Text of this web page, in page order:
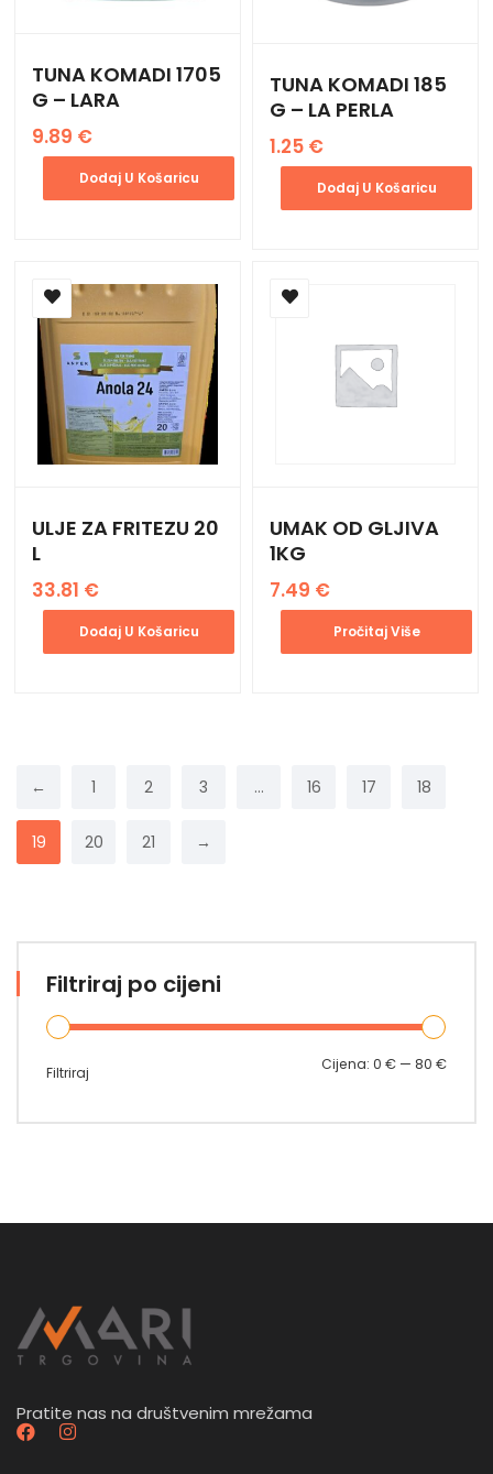
Filtriraj po cijeni
Min
Maks
Filtriraj Cijena: 0 € — 80 €
TUNA KOMADI 1705
G – LARA
9.89 €
Dodaj U Košaricu
TUNA KOMADI 185
G – LA PERLA
1.25 €
Dodaj U Košaricu
ULJE ZA FRITEZU 20
L
33.81 €
Dodaj U Košaricu
UMAK OD GLJIVA
1KG
7.49 €
Pročitaj Više
← 1 2 3 … 16 17 18
19 20 21 →
Pratite nas na društvenim mrežama